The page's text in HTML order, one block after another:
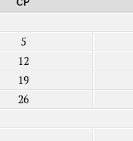
СР
5
12
19
26